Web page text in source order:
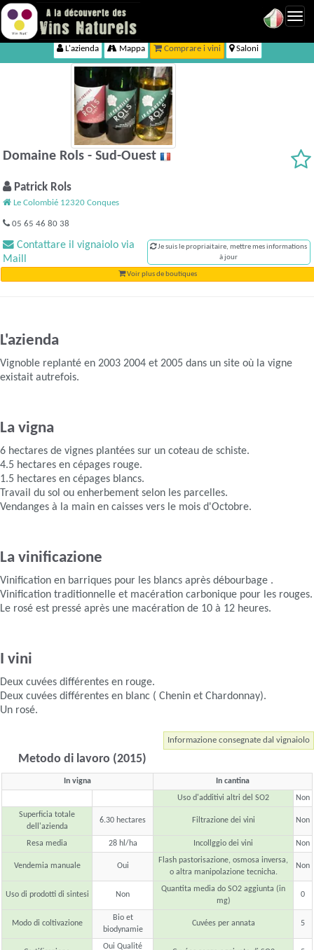
L'azienda Mappa Comprare i vini Saloni
Domaine Rols - Sud-Ouest
Patrick Rols
Le Colombié 12320 Conques
05 65 46 80 38
Contattare il vignaiolo via
Maill
Je suis le propriaitaire, mettre mes informations
à jour
Voir plus de boutiques
L'azienda
Vignoble replanté en 2003 2004 et 2005 dans un site où la vigne
existait autrefois.
La vigna
6 hectares de vignes plantées sur un coteau de schiste.
4.5 hectares en cépages rouge.
1.5 hectares en cépages blancs.
Travail du sol ou enherbement selon les parcelles.
Vendanges à la main en caisses vers le mois d'Octobre.
La vinificazione
Vinification en barriques pour les blancs après débourbage .
Vinification traditionnelle et macération carbonique pour les rouges.
Le rosé est pressé après une macération de 10 à 12 heures.
I vini
Deux cuvées différentes en rouge.
Deux cuvées différentes en blanc ( Chenin et Chardonnay).
Un rosé.
Informazione consegnate dal vignaiolo
Metodo di lavoro (2015)
In vigna
In cantina
Uso d'additivi altri del SO2
Non
Superficia totale
dell'azienda
6.30 hectares Filtrazione dei vini Non
Resa media 28 hl/ha Incollggio dei vini Non
Vendemia manuale Oui
Flash pastorisazione, osmosa inversa,
o altra manipolazione tecnicha.
Non
Uso di prodotti di sintesi Non
Quantita media do SO2 aggiunta (in
mg)
0
Modo di coltivazione
Bio et
biodynamie
Cuvées per annata 5
Oui Qualité